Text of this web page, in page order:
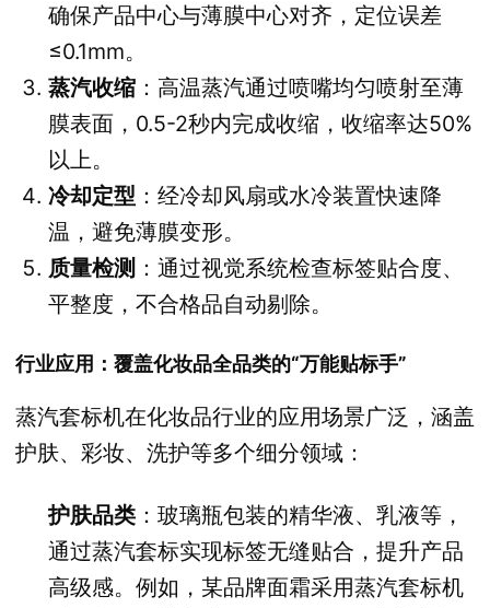
确保产品中心与薄膜中心对齐，定位误差
≤0.1mm。
蒸汽收缩 ：高温蒸汽通过喷嘴均匀喷射至薄
膜表面，0.5-2秒内完成收缩，收缩率达50%
以上。
冷却定型 ：经冷却风扇或水冷装置快速降
温，避免薄膜变形。
质量检测 ：通过视觉系统检查标签贴合度、
平整度，不合格品自动剔除。
行业应用：覆盖化妆品全品类的“万能贴标手”
蒸汽套标机在化妆品行业的应用场景广泛，涵盖
护肤、彩妆、洗护等多个细分领域：
护肤品类 ：玻璃瓶包装的精华液、乳液等，
通过蒸汽套标实现标签无缝贴合，提升产品
高级感。例如，某品牌面霜采用蒸汽套标机